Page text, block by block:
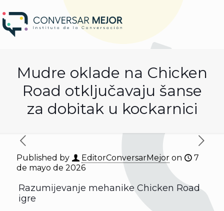
Mudre oklade na Chicken
Road otključavaju šanse
za dobitak u kockarnici
Published by EditorConversarMejor on
7
de mayo de 2026
Razumijevanje mehanike Chicken Road
igre